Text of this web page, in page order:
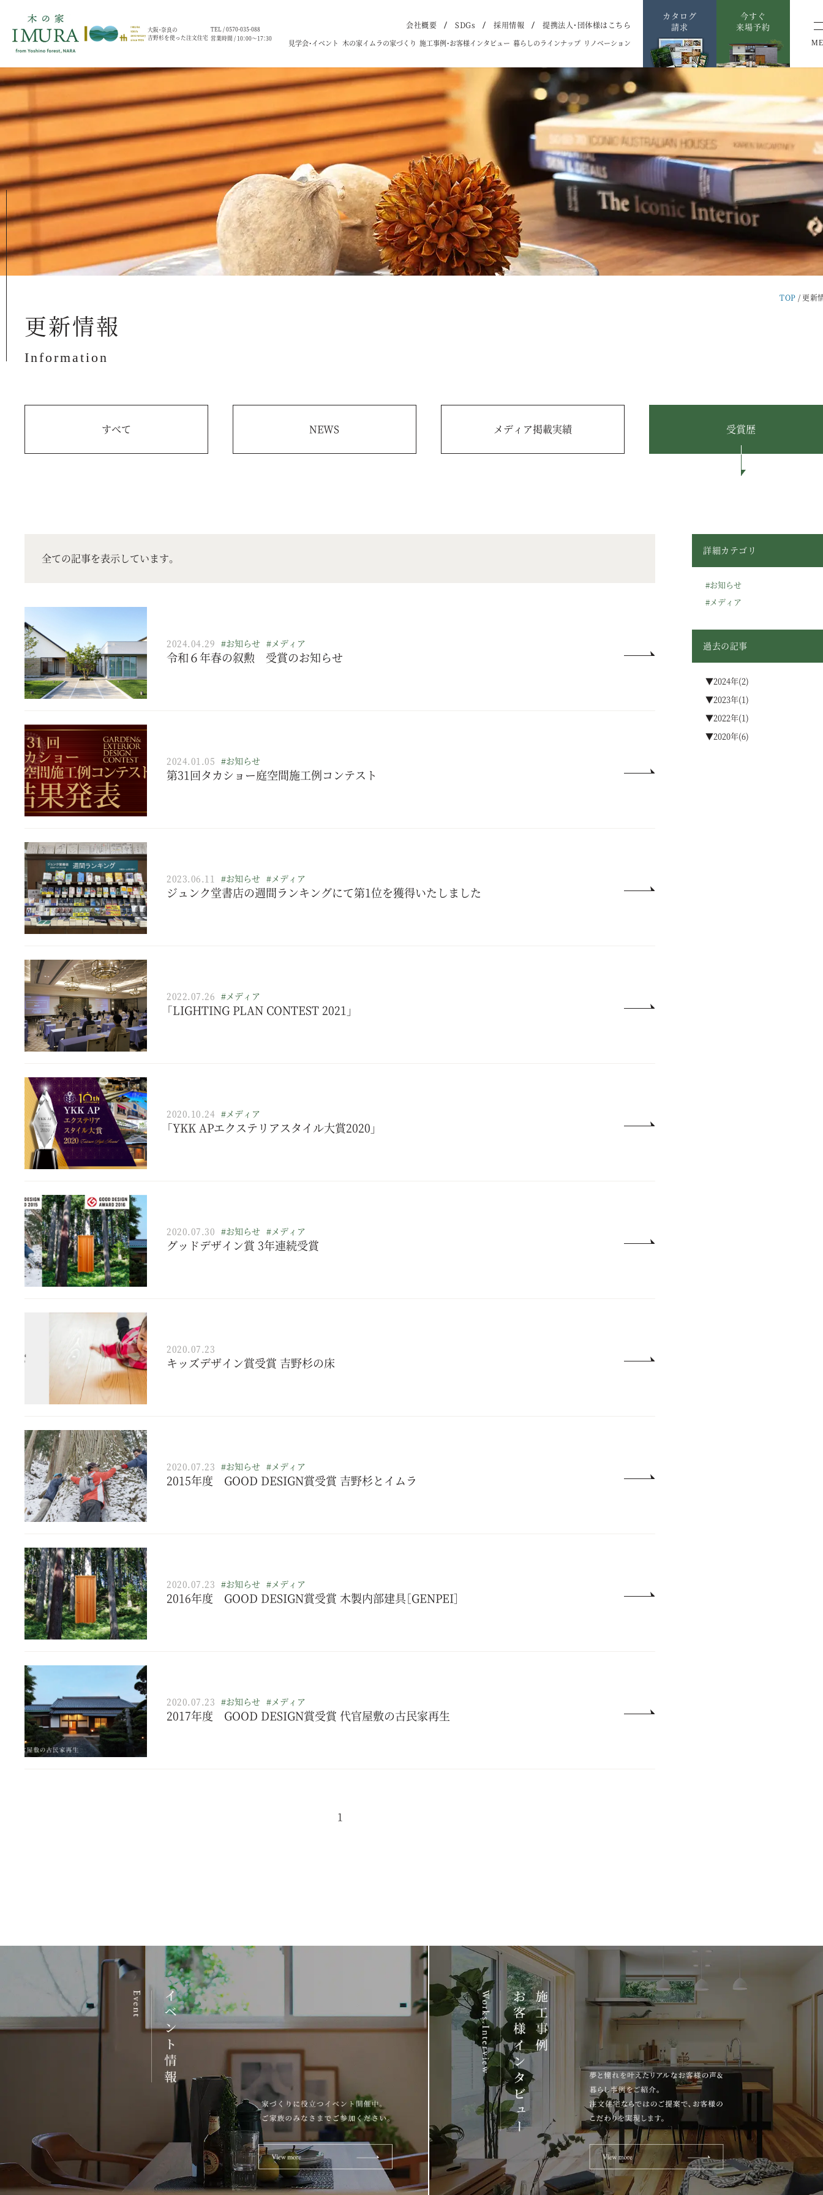
大阪・奈良の
吉野杉を使った注文住宅
TEL /0570-035-088
営業時間 / 10：00～17：30
会社概要 SDGs 採用情報 提携法人・団体様はこちら
見学会・イベント 木の家イムラの家づくり 施工事例・お客様インタビュー 暮らしのラインナップ リノベーション
カタログ
請求
今すぐ
来場予約
TOP 更新
更新情報
Information
すべて NEWS メディア掲載実績 受賞歴
詳細カテゴリ
#お知らせ
#メディア
過去の記事
▼2024年(2)
▼2023年(1)
▼2022年(1)
▼2020年(6)
全ての記事を表示しています。
2024.04.29 #お知らせ #メディア
令和６年春の叙勲 受賞のお知らせ
2024.01.05 #お知らせ
第31回タカショー庭空間施工例コンテスト
2023.06.11 #お知らせ #メディア
ジュンク堂書店の週間ランキングにて第1位を獲得いたしました
2022.07.26 #メディア
「LIGHTING PLAN CONTEST 2021」
2020.10.24 #メディア
「YKK APエクステリアスタイル大賞2020」
2020.07.30 #お知らせ #メディア
グッドデザイン賞 3年連続受賞
2020.07.23
キッズデザイン賞受賞 吉野杉の床
2020.07.23 #お知らせ #メディア
2015年度 GOOD DESIGN賞受賞 吉野杉とイムラ
2020.07.23 #お知らせ #メディア
2016年度 GOOD DESIGN賞受賞 木製内部建具［GENPEI］
2020.07.23 #お知らせ #メディア
2017年度 GOOD DESIGN賞受賞 代官屋敷の古民家再生
1